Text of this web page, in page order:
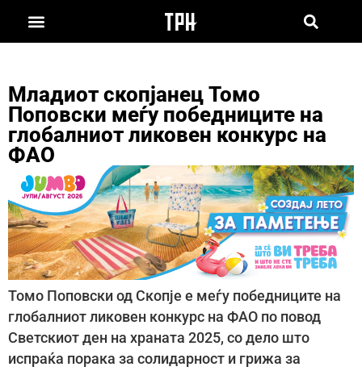
Младиот скопјанец Томо
Поповски меѓу победниците на
глобалниот ликовен конкурс на
ФАО
Томо Поповски од Скопје е меѓу победниците на
глобалниот ликовен конкурс на ФАО по повод
Светскиот ден на храната 2025, со дело што
испраќа порака за солидарност и грижа за